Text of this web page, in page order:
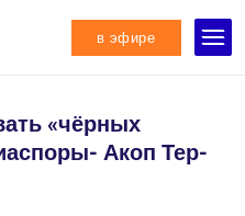
в эфире
«чёрных
Акоп Тер-